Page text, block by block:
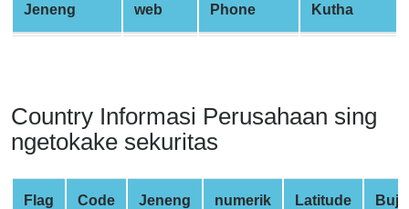
Generate
Credit
Credit
Card
Checker
Service
Jeneng web Phone Kutha
Country Informasi Perusahaan sing
ngetokake sekuritas
Flag Code Jeneng numerik Latitude